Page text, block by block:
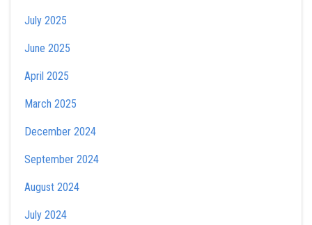
July 2025
June 2025
April 2025
March 2025
December 2024
September 2024
August 2024
July 2024